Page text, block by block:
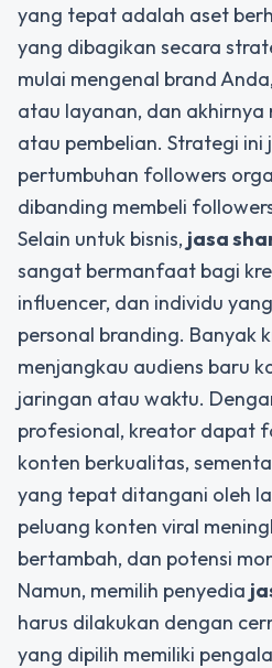
yang tepat adalah aset
yang dibagikan secara
mulai mengenal brand
atau layanan, dan akhirnya
atau pembelian. Strategi ini
pertumbuhan followers
dibanding membeli
Selain untuk bisnis, jasa
sangat bermanfaat bagi
influencer, dan individu
personal branding. Banyak
menjangkau audiens baru
jaringan atau waktu.
profesional, kreator dapat
konten berkualitas,
yang tepat ditangani oleh
peluang konten viral
bertambah, dan potensi
Namun, memilih penyedia
harus dilakukan dengan
yang dipilih memiliki